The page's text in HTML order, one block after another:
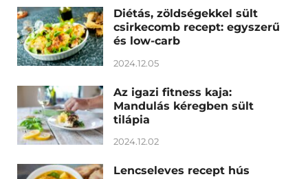
Diétás, zöldségekkel sült
csirkecomb recept: egyszerű
és low-carb
2024.12.05
Az igazi fitness kaja:
Mandulás kéregben sült
tilápia
2024.12.02
Lencseleves recept hús